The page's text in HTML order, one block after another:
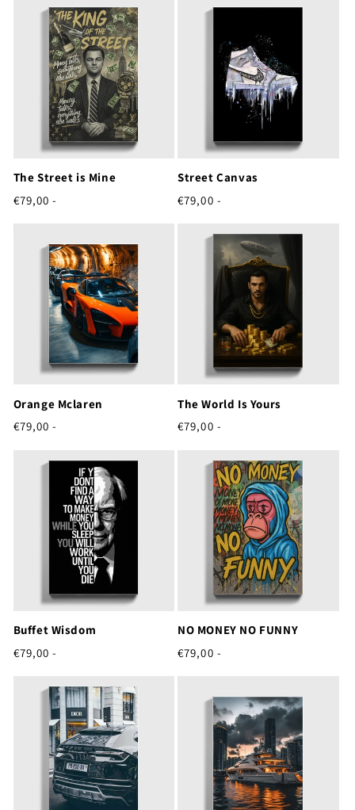
The Street is Mine
Normale
€79,00 -
Street Canvas
Normale
€79,00 -
Orange Mclaren
Normale
€79,00 -
The World Is Yours
Normale
€79,00 -
Buffet Wisdom
Normale
€79,00 -
NO MONEY NO FUNNY
Normale
€79,00 -